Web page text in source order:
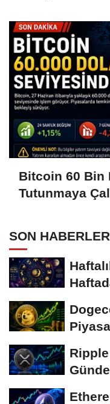
Bitcoin 60 Bin
Tutunmaya
SON HABERLER